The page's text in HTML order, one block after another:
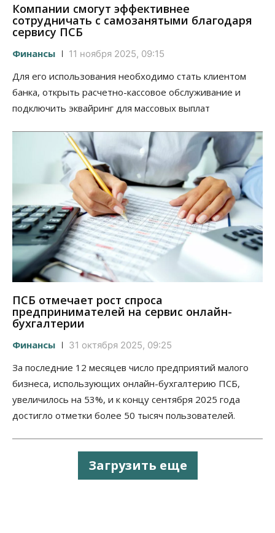
Компании смогут эффективнее
сотрудничать с самозанятыми благодаря
сервису ПСБ
Финансы 11 ноября 2025, 09:15
Для его использования необходимо стать клиентом
банка, открыть расчетно-кассовое обслуживание и
подключить эквайринг для массовых выплат
ПСБ отмечает рост спроса
предпринимателей на сервис онлайн-
бухгалтерии
Финансы 31 октября 2025, 09:25
За последние 12 месяцев число предприятий малого
бизнеса, использующих онлайн-бухгалтерию ПСБ,
увеличилось на 53%, и к концу сентября 2025 года
достигло отметки более 50 тысяч пользователей.
Загрузить еще